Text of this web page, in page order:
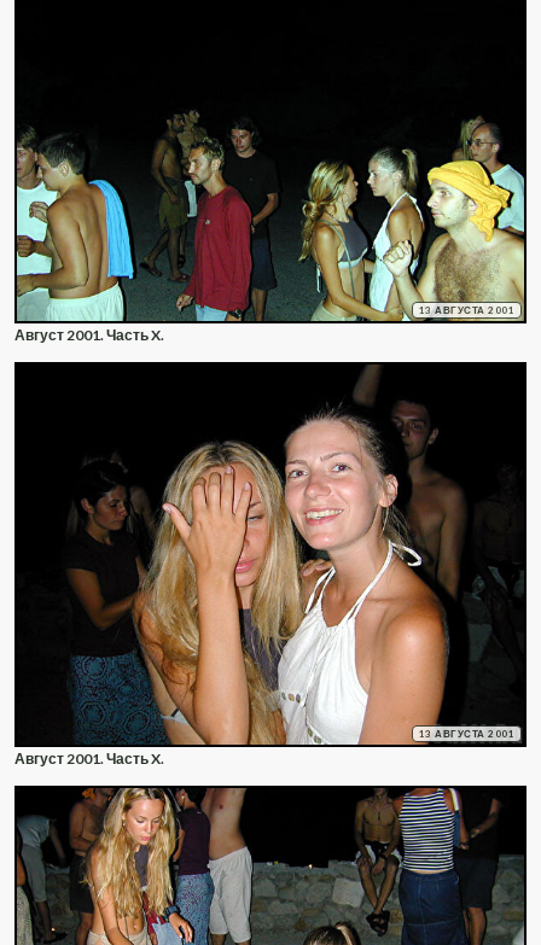
13 АВГУСТА 2001
Август 2001. Часть X.
13 АВГУСТА 2001
Август 2001. Часть X.